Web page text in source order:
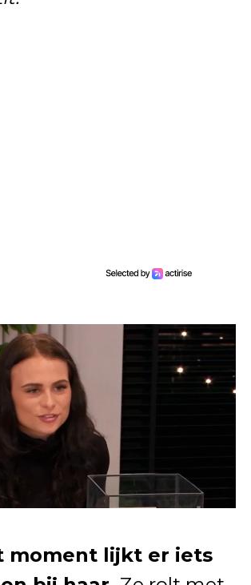
moment lijkt er iets